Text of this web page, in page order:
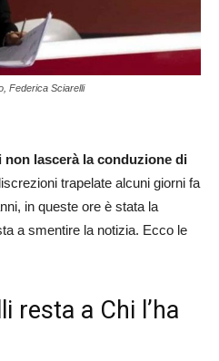
Federica Sciarelli
non lascerà la conduzione di
trapelate alcuni giorni fa
in queste ore è stata la
a smentire la notizia. Ecco le
resta a Chi l’ha